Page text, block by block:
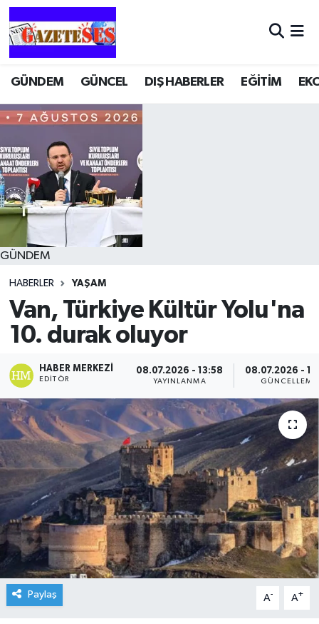
GÜNDEM GÜNCEL DIŞ HABERLER EĞİTİM
GÜNDEM
HABERLER YAŞAM
Van, Türkiye Kültür Yolu'na
10. durak oluyor
HABER MERKEZI
EDITÖR
08.07.2026 - 13:58
YAYINLANMA
08.07.2026 -
GÜNCELLEME
Paylaş A- A+